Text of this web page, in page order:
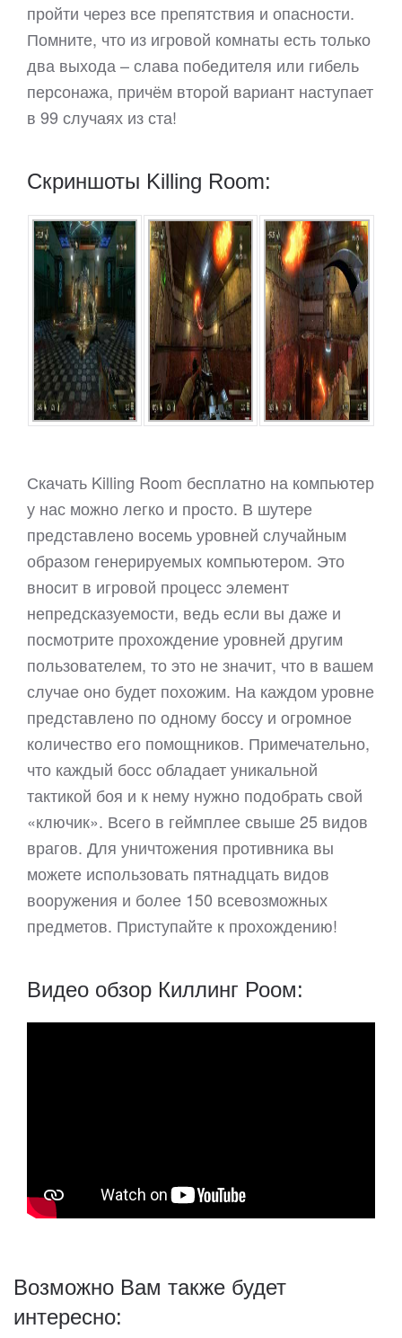
пройти через все препятствия и опасности.
Помните, что из игровой комнаты есть только
два выхода – слава победителя или гибель
персонажа, причём второй вариант наступает
в 99 случаях из ста!
Скриншоты Killing Room:
Скачать Killing Room бесплатно на компьютер
у нас можно легко и просто. В шутере
представлено восемь уровней случайным
образом генерируемых компьютером. Это
вносит в игровой процесс элемент
непредсказуемости, ведь если вы даже и
посмотрите прохождение уровней другим
пользователем, то это не значит, что в вашем
случае оно будет похожим. На каждом уровне
представлено по одному боссу и огромное
количество его помощников. Примечательно,
что каждый босс обладает уникальной
тактикой боя и к нему нужно подобрать свой
«ключик». Всего в геймплее свыше 25 видов
врагов. Для уничтожения противника вы
можете использовать пятнадцать видов
вооружения и более 150 всевозможных
предметов. Приступайте к прохождению!
Видео обзор Киллинг Роом:
Возможно Вам также будет
интересно: